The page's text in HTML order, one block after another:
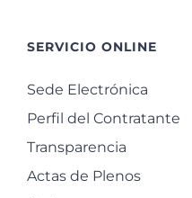
SERVICIO ONLINE
Sede Electrónica
Perfil del Contratante
Transparencia
Actas de Plenos